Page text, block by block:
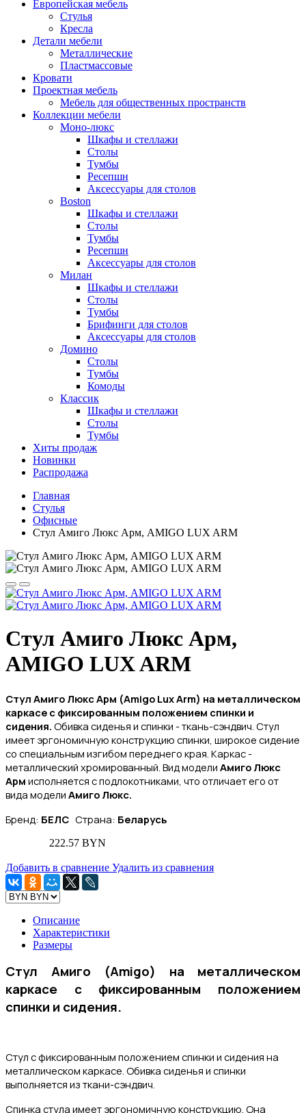
Европейская мебель
Стулья
Кресла
Детали мебели
Металлические
Пластмассовые
Кровати
Проектная мебель
Мебель для общественных пространств
Коллекции мебели
Моно-люкс
Шкафы и стеллажи
Столы
Тумбы
Ресепшн
Аксессуары для столов
Boston
Шкафы и стеллажи
Столы
Тумбы
Ресепшн
Аксессуары для столов
Милан
Шкафы и стеллажи
Столы
Тумбы
Брифинги для столов
Аксессуары для столов
Домино
Столы
Тумбы
Комоды
Классик
Шкафы и стеллажи
Столы
Тумбы
Хиты продаж
Новинки
Распродажа
Главная
Стулья
Офисные
Стул Амиго Люкс Арм, AMIGO LUX ARM
Стул Амиго Люкс Арм,
AMIGO LUX ARM
Стул Амиго Люкс Арм (Amigo Lux Arm) на металлическом
каркасе с фиксированным положением спинки и
сидения. Обивка сиденья и спинки - ткань-сэндвич . Стул
имеет эргономичную конструкцию спинки, широкое сидение
со специальным изгибом переднего края. Каркас -
металлический хромированный. Вид модели Амиго Люкс
Арм исполняется с подлокотниками, что отличает его от
вида модели Амиго Люкс.
Бренд: БЕЛС Страна: Беларусь
222.57 BYN
Добавить в сравнение Удалить из сравнения
Описание
Характеристики
Размеры
Стул Амиго (Amigo) на металлическом
каркасе с фиксированным положением
спинки и сидения.
Стул с фиксированным положением спинки и сидения на
металлическом каркасе. Обивка сиденья и спинки
выполняется из ткани-сэндвич.
Спинка стула имеет эргономичную конструкцию. Она